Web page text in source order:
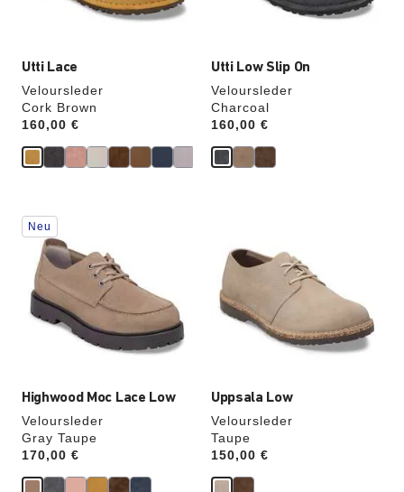
Utti Lace
Veloursleder
Cork Brown
Price:
160,00 €
Utti Low Slip On
Veloursleder
Charcoal
Price:
160,00 €
Highwood Moc Lace Low
Veloursleder
Gray Taupe
Price:
170,00 €
Durch
Anklicken
Farben
werden
die
Produktbilder
aktualisiert.
Neu
Uppsala Low
Veloursleder
Taupe
Price:
150,00 €
Farben
werden
die
Produktbilder
aktualisiert.